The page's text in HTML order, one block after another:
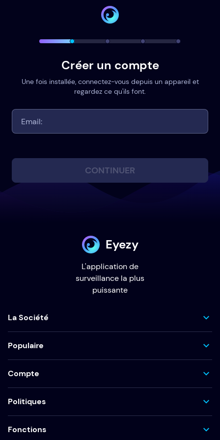
Créer un compte
Une fois installée, connectez-vous depuis un appareil et
regardez ce qu'ils font.
CONTINUER
Eyezy
L'application de
surveillance la plus
puissante
La Société
Populaire
Compte
Politiques
Fonctions